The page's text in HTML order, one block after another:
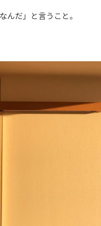
んだ」と言うこと。